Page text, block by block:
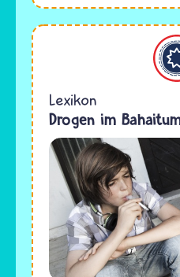
Bahaitum
Lexikon
Drogen im